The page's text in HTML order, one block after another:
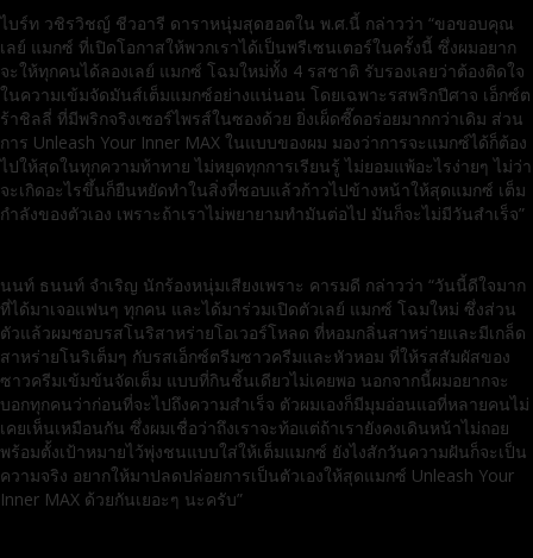
ไบร์ท วชิรวิชญ์ ชีวอารี ดาราหนุ่มสุดฮอตใน พ.ศ.นี้ กล่าวว่า “ขอขอบคุณ
เลย์ แมกซ์ ที่เปิดโอกาสให้พวกเราได้เป็นพรีเซนเตอร์ในครั้งนี้ ซึ่งผมอยาก
จะให้ทุกคนได้ลองเลย์ แมกซ์ โฉมใหม่ทั้ง 4 รสชาติ รับรองเลยว่าต้องติดใจ
ในความเข้มจัดมันส์เต็มแมกซ์อย่างแน่นอน โดยเฉพาะรสพริกปีศาจ เอ็กซ์ต
ร้าชิลลี่ ที่มีพริกจริงเซอร์ไพรส์ในซองด้วย ยิ่งเผ็ดซี๊ดอร่อยมากกว่าเดิม ส่วน
การ Unleash Your Inner MAX ในแบบของผม มองว่าการจะแมกซ์ได้ก็ต้อง
ไปให้สุดในทุกความท้าทาย ไม่หยุดทุกการเรียนรู้ ไม่ยอมแพ้อะไรง่ายๆ ไม่ว่า
จะเกิดอะไรขึ้นก็ยืนหยัดทำในสิ่งที่ชอบแล้วก้าวไปข้างหน้าให้สุดแมกซ์ เต็ม
กำลังของตัวเอง เพราะถ้าเราไม่พยายามทำมันต่อไป มันก็จะไม่มีวันสำเร็จ”
นนท์ ธนนท์ จำเริญ นักร้องหนุ่มเสียงเพราะ คารมดี กล่าวว่า “วันนี้ดีใจมาก
ที่ได้มาเจอแฟนๆ ทุกคน และได้มาร่วมเปิดตัวเลย์ แมกซ์ โฉมใหม่ ซึ่งส่วน
ตัวแล้วผมชอบรสโนริสาหร่ายโอเวอร์โหลด ที่หอมกลิ่นสาหร่ายและมีเกล็ด
สาหร่ายโนริเต็มๆ กับรสเอ็กซ์ตรีมซาวครีมและหัวหอม ที่ให้รสสัมผัสของ
ซาวครีมเข้มข้นจัดเต็ม แบบที่กินชิ้นเดียวไม่เคยพอ นอกจากนี้ผมอยากจะ
บอกทุกคนว่าก่อนที่จะไปถึงความสำเร็จ ตัวผมเองก็มีมุมอ่อนแอที่หลายคนไม่
เคยเห็นเหมือนกัน ซึ่งผมเชื่อว่าถึงเราจะท้อแต่ถ้าเรายังคงเดินหน้าไม่ถอย
พร้อมตั้งเป้าหมายไว้พุ่งชนแบบใส่ให้เต็มแมกซ์ ยังไงสักวันความฝันก็จะเป็น
ความจริง อยากให้มาปลดปล่อยการเป็นตัวเองให้สุดแมกซ์ Unleash Your
Inner MAX ด้วยกันเยอะๆ นะครับ”